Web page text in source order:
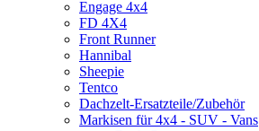
Engage 4x4
FD 4X4
Front Runner
Hannibal
Sheepie
Tentco
Dachzelt-Ersatzteile/Zubehör
Markisen für 4x4 - SUV - Vans